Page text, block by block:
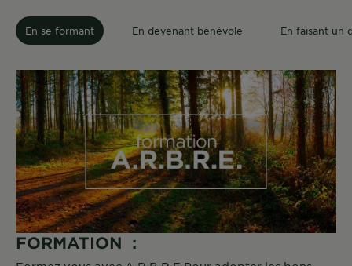
En se formant En devenant bénévole En faisant un
FORMATION :